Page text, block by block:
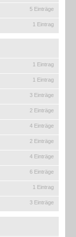
5 Einträge
1 Eintrag
1 Eintrag
1 Eintrag
3 Einträge
2 Einträge
4 Einträge
2 Einträge
4 Einträge
6 Einträge
1 Eintrag
3 Einträge